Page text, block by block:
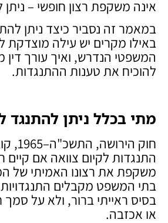
אינה משקפת רצון חופשי –
במאמר זה נסביר כיצד ניתן
באילו מקרים יש עילה מוצדקת
המשפטי הנדרש, ואיך עורך דין
להוכיח את טענות ההתנגדות.
מתי בכלל ניתן להתנגד
חוק
התנגדות לקיום צוואה אם
משקפת את רצונו האמיתי של
בתי המשפט מקבלים
בסיס ראייתי ברור, ולא על
או אכזבה.